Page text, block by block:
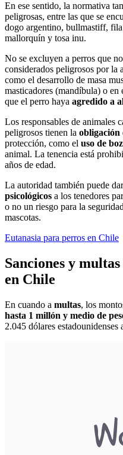
En ese sentido, la normativa
peligrosas, entre las que se
dogo argentino, bullmastiff,
mallorquín y tosa inu.
No se excluyen a perros que
considerados peligrosos por la
como el desarrollo de masa
masticadores (mandíbula) o en
que el perro haya agredido a
Los responsables de animales
peligrosos tienen la obligación
protección, como el uso de
animal. La tenencia está
años de edad.
La autoridad también puede
psicológicos a los tenedores
o no un riesgo para la
mascotas.
Eutanasia para perros en Chile
Sanciones y
en Chile
En cuando a multas, los
hasta 1 millón y medio de
2.045 dólares estadounidenses